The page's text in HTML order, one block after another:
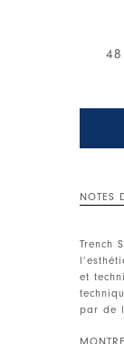
48
NOTES
Trench
et
par de